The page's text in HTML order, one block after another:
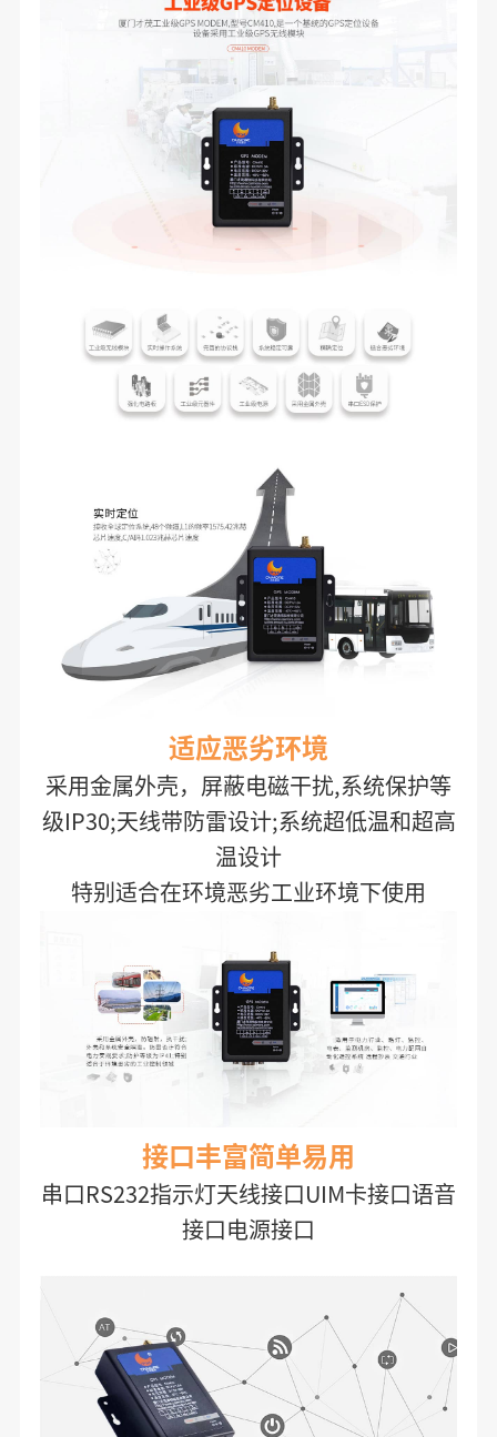
适应恶劣环境
采用金属外壳，屏蔽电磁干扰,系统保护等
级IP30;天线带防雷设计;系统超低温和超高
温设计
特别适合在环境恶劣工业环境下使用
接口丰富简单易用
串口RS232指示灯天线接口UIM卡接口语音
接口电源接口